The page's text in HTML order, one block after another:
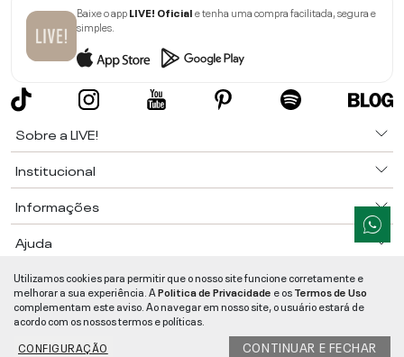
Baixe o appLIVE! Oficiale tenha uma compra facilitada, segura e
simples.
Sobre a LIVE!
Institucional
Informações
Ajuda
Segurança e Qualidade
LIVE!©2026- TODOS OS DIREITOS RESERVADOS -RUA MANOEL FRANCISCO
DA COSTA, 1600 - BAIRRO VIEIRA - CEP 89257-207- JARAGUÁ DO SUL/SC
CNPJ:05.108.435/0001-78
Utilizamos cookies para permitir que o nosso site funcione corretamente e
melhorar a sua experiência. APolitica de Privacidade e osTermos de Uso
complementam este aviso. Ao navegar em nosso site, o usuário estará de
acordo com os nossos termos e políticas.
CONFIGURAÇÃO
CONTINUAR E FECHAR